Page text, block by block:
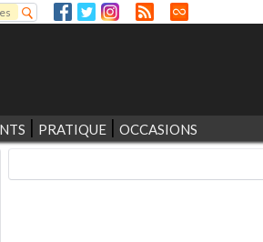
PRATIQUE OCCASIONS